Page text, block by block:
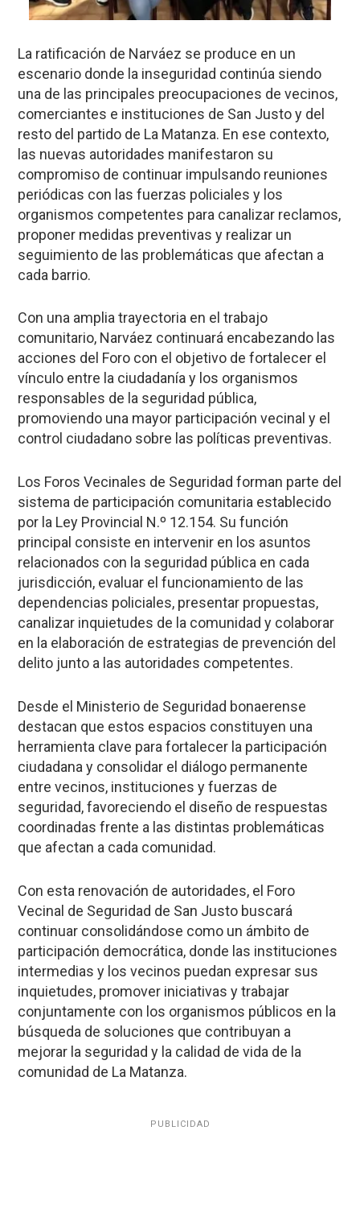
La ratificación de Narváez se produce en un
escenario donde la inseguridad continúa siendo
una de las principales preocupaciones de vecinos,
comerciantes e instituciones de San Justo y del
resto del partido de La Matanza. En ese contexto,
las nuevas autoridades manifestaron su
compromiso de continuar impulsando reuniones
periódicas con las fuerzas policiales y los
organismos competentes para canalizar reclamos,
proponer medidas preventivas y realizar un
seguimiento de las problemáticas que afectan a
cada barrio.
Con una amplia trayectoria en el trabajo
comunitario, Narváez continuará encabezando las
acciones del Foro con el objetivo de fortalecer el
vínculo entre la ciudadanía y los organismos
responsables de la seguridad pública,
promoviendo una mayor participación vecinal y el
control ciudadano sobre las políticas preventivas.
Los Foros Vecinales de Seguridad forman parte del
sistema de participación comunitaria establecido
por la Ley Provincial N.º 12.154. Su función
principal consiste en intervenir en los asuntos
relacionados con la seguridad pública en cada
jurisdicción, evaluar el funcionamiento de las
dependencias policiales, presentar propuestas,
canalizar inquietudes de la comunidad y colaborar
en la elaboración de estrategias de prevención del
delito junto a las autoridades competentes.
Desde el Ministerio de Seguridad bonaerense
destacan que estos espacios constituyen una
herramienta clave para fortalecer la participación
ciudadana y consolidar el diálogo permanente
entre vecinos, instituciones y fuerzas de
seguridad, favoreciendo el diseño de respuestas
coordinadas frente a las distintas problemáticas
que afectan a cada comunidad.
Con esta renovación de autoridades, el Foro
Vecinal de Seguridad de San Justo buscará
continuar consolidándose como un ámbito de
participación democrática, donde las instituciones
intermedias y los vecinos puedan expresar sus
inquietudes, promover iniciativas y trabajar
conjuntamente con los organismos públicos en la
búsqueda de soluciones que contribuyan a
mejorar la seguridad y la calidad de vida de la
comunidad de La Matanza.
PUBLICIDAD